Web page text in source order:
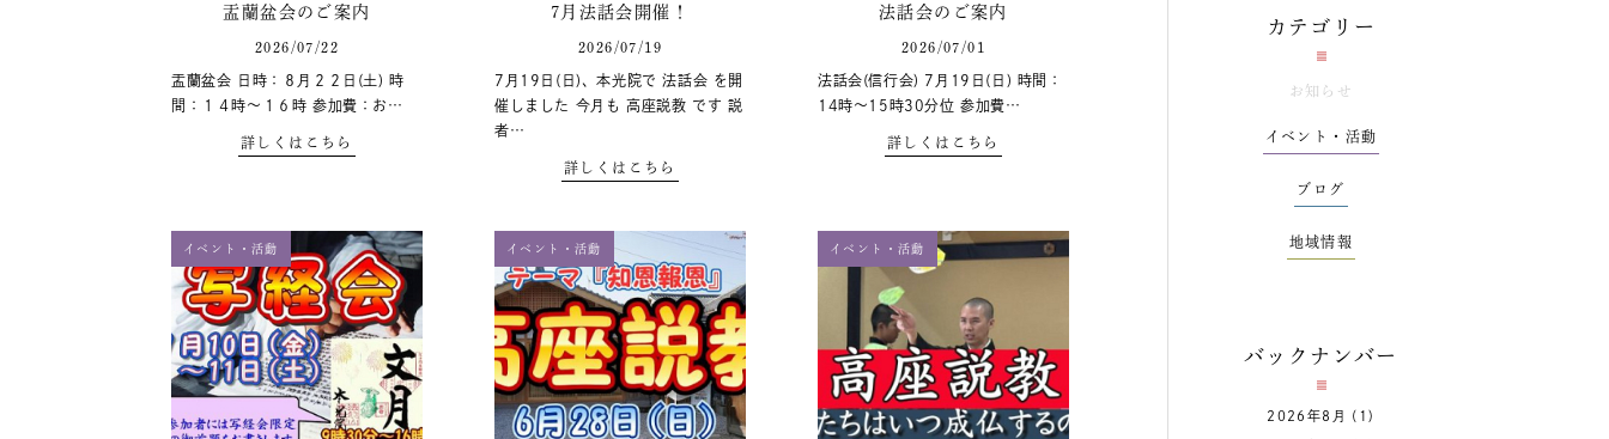
盂蘭盆会のご案内
2026/07/22
盂蘭盆会 日時：８月２２日(土) 時
間：１４時～１６時 参加費：お…
詳しくはこちら
7月法話会開催！
2026/07/19
7月19日(日)、本光院で 法話会 を開
催しました 今月も 高座説教 です 説
者…
詳しくはこちら
法話会のご案内
2026/07/01
法話会(信行会) 7月19日(日) 時間：
14時～15時30分位 参加費…
詳しくはこちら
イベント・活動 イベント・活動 イベント・活動
カテゴリー
お知らせ
イベント・活動
ブログ
地域情報
バックナンバー
2026年8月 (1)